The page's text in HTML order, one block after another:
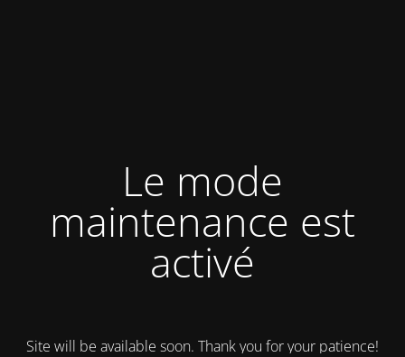
Le mode
maintenance est
activé
Site will be available soon. Thank you for your patience!